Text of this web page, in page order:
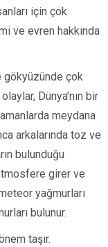
için çok
ve evren hakkında
gökyüzünde çok
Dünya’nın bir
meydana
arkalarında toz ve
bulunduğu
girer ve
yağmurları
bulunur.
taşır.